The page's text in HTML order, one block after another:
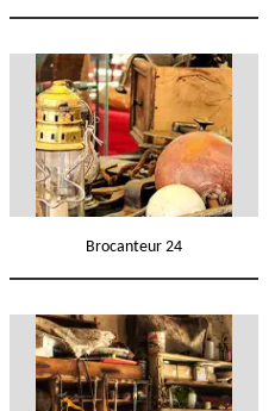
Brocanteur 24